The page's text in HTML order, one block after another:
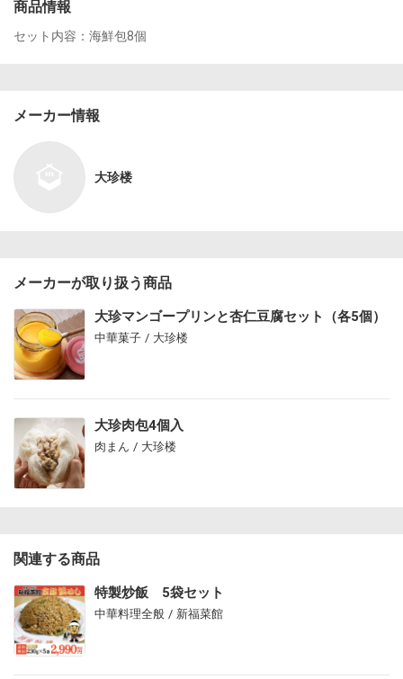
商品情報
セット内容：海鮮包8個
メーカー情報
大珍楼
メーカーが取り扱う商品
大珍マンゴープリンと杏仁豆腐セット（各5個）
中華菓子 / 大珍楼
大珍肉包4個入
肉まん / 大珍楼
関連する商品
特製炒飯 5袋セット
中華料理全般 / 新福菜館